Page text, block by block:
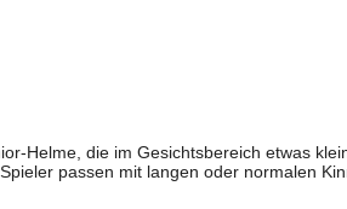
Helme, die im Gesichtsbereich etwas
passen mit langen oder normalen